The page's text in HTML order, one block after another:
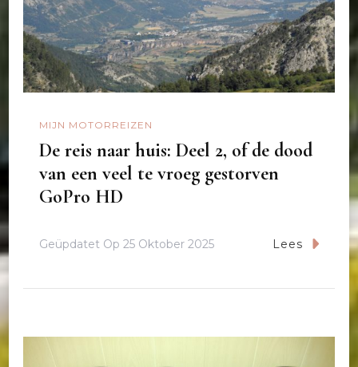
MIJN MOTORREIZEN
De reis naar huis: Deel 2, of de dood
van een veel te vroeg gestorven
GoPro HD
Geüpdatet Op 25 Oktober 2025 Lees